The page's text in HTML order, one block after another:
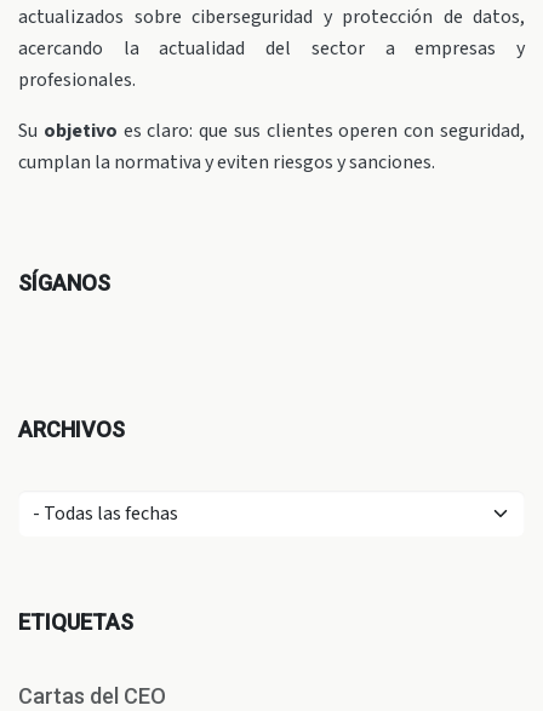
actualizados sobre ciberseguridad y protección de datos,
acercando la actualidad del sector a empresas y
profesionales.
Su objetivo es claro: que sus clientes operen con seguridad,
cumplan la normativa y eviten riesgos y sanciones.
SÍGANOS
ARCHIVOS
ETIQUETAS
Cartas del CEO